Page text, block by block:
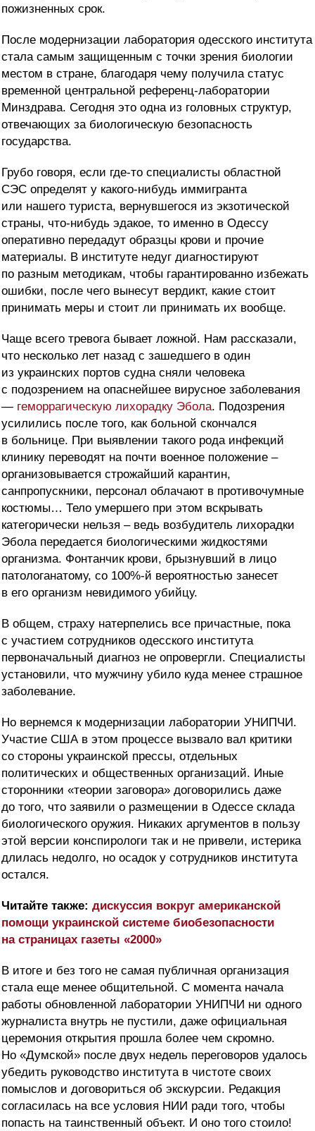
пожизненных срок.
После модернизации лаборатория одесского института
стала самым защищенным с точки зрения биологии
местом в стране, благодаря чему получила статус
временной центральной референц-лаборатории
Минздрава. Сегодня это одна из головных структур,
отвечающих за биологическую безопасность
государства.
Грубо говоря, если где-то специалисты областной
СЭС определят у какого-нибудь иммигранта
или нашего туриста, вернувшегося из экзотической
страны, что-нибудь эдакое, то именно в Одессу
оперативно передадут образцы крови и прочие
материалы. В институте недуг диагностируют
по разным методикам, чтобы гарантированно избежать
ошибки, после чего вынесут вердикт, какие стоит
принимать меры и стоит ли принимать их вообще.
Чаще всего тревога бывает ложной. Нам рассказали,
что несколько лет назад с зашедшего в один
из украинских портов судна сняли человека
с подозрением на опаснейшее вирусное заболевания
— геморрагическую лихорадку Эбола. Подозрения
усилились после того, как больной скончался
в больнице. При выявлении такого рода инфекций
клинику переводят на почти военное положение –
организовывается строжайший карантин,
санпропускники, персонал облачают в противочумные
костюмы… Тело умершего при этом вскрывать
категорически нельзя – ведь возбудитель лихорадки
Эбола передается биологическими жидкостями
организма. Фонтанчик крови, брызнувший в лицо
патологанатому, со 100%-й вероятностью занесет
в его организм невидимого убийцу.
В общем, страху натерпелись все причастные, пока
с участием сотрудников одесского института
первоначальный диагноз не опровергли. Специалисты
установили, что мужчину убило куда менее страшное
заболевание.
Но вернемся к модернизации лаборатории УНИПЧИ.
Участие США в этом процессе вызвало вал критики
со стороны украинской прессы, отдельных
политических и общественных организаций. Иные
сторонники «теории заговора» договорились даже
до того, что заявили о размещении в Одессе склада
биологического оружия. Никаких аргументов в пользу
этой версии конспирологи так и не привели, истерика
длилась недолго, но осадок у сотрудников института
остался.
Читайте также: дискуссия вокруг американской
помощи украинской системе биобезопасности
на страницах газеты «2000»
В итоге и без того не самая публичная организация
стала еще менее общительной. С момента начала
работы обновленной лаборатории УНИПЧИ ни одного
журналиста внутрь не пустили, даже официальная
церемония открытия прошла более чем скромно.
Но «Думской» после двух недель переговоров удалось
убедить руководство института в чистоте своих
помыслов и договориться об экскурсии. Редакция
согласилась на все условия НИИ ради того, чтобы
попасть на таинственный объект. И оно того стоило!